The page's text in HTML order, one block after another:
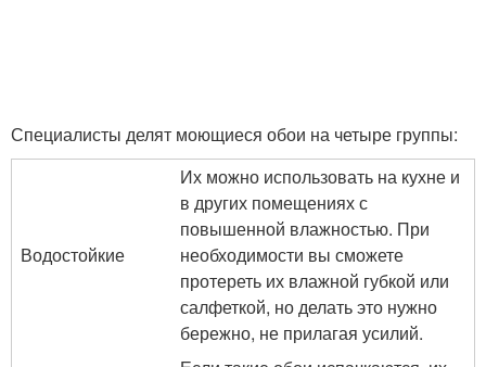
Специалисты делят моющиеся обои на четыре группы:
Водостойкие
Их можно использовать на кухне и
в других помещениях с
повышенной влажностью. При
необходимости вы сможете
протереть их влажной губкой или
салфеткой, но делать это нужно
бережно, не прилагая усилий.